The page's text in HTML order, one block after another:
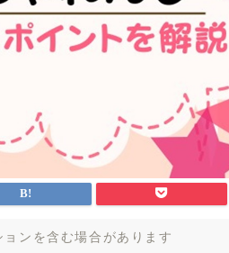
ンを含む場合があります